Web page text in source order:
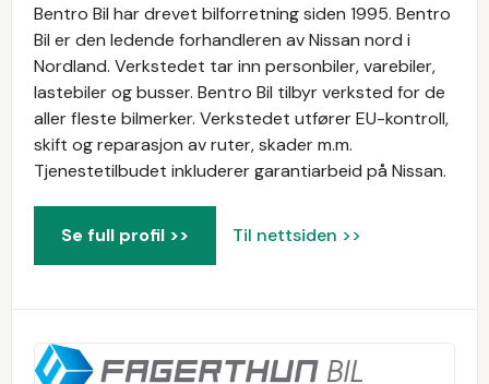
Bentro Bil har drevet bilforretning siden 1995. Bentro
Bil er den ledende forhandleren av Nissan nord i
Nordland. Verkstedet tar inn personbiler, varebiler,
lastebiler og busser. Bentro Bil tilbyr verksted for de
aller fleste bilmerker. Verkstedet utfører EU-kontroll,
skift og reparasjon av ruter, skader m.m.
Tjenestetilbudet inkluderer garantiarbeid på Nissan.
Se full profil >> Til nettsiden >>